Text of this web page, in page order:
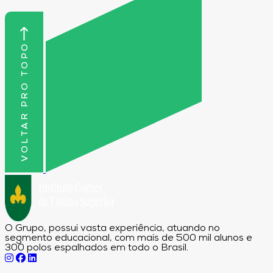
VOLTAR PRO TOPO
O Grupo, possui vasta experiência, atuando no
segmento educacional, com mais de 500 mil alunos e
300 polos espalhados em todo o Brasil.